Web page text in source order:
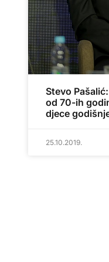
Stevo
od 70-ih
djece
25.10.2019.